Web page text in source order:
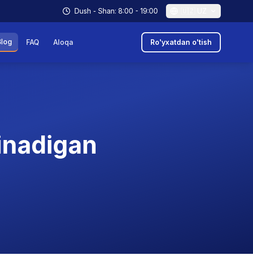
Dush - Shan: 8:00 - 19:00
FAQ Aloqa Ro'yxatdan o'tish